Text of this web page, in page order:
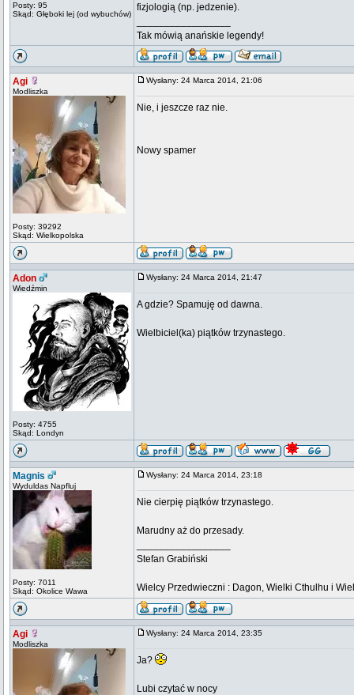
Posty: 95
Skąd: Głęboki lej (od wybuchów)
fizjologią (np. jedzenie).
Tak mówią anańskie legendy!
Agi
Modliszka
Posty: 39292
Skąd: Wielkopolska
Wysłany: 24 Marca 2014, 21:06
Nie, i jeszcze raz nie.
Nowy spamer
Adon
Wiedźmin
Posty: 4755
Skąd: Londyn
Wysłany: 24 Marca 2014, 21:47
A gdzie? Spamuję od dawna.
Wielbiciel(ka) piątków trzynastego.
Magnis
Wyduldas Napfluj
Posty: 7011
Skąd: Okolice Wawa
Wysłany: 24 Marca 2014, 23:18
Nie cierpię piątków trzynastego.
Marudny aż do przesady.
Stefan Grabiński
Wielcy Przedwieczni : Dagon, Wielki Cthulhu i
Agi
Modliszka
Wysłany: 24 Marca 2014, 23:35
Ja?
Lubi czytać w nocy